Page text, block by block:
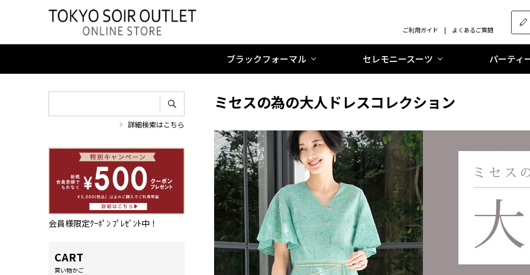
ご利用ガイド よくあるご質問
ブラックフォーマル セレモニースーツ パーティ
詳細検索はこちら
会員様限定ｸｰﾎﾟﾝ ﾌﾟﾚｾﾞﾝﾄ中！
CART
買い物かご
ミセスの為の大人ドレスコレクション